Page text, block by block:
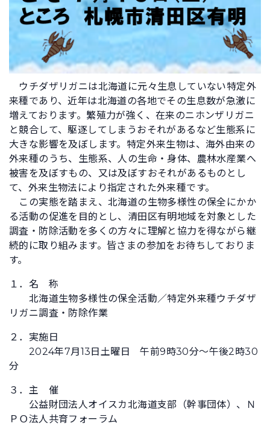
ウチダザリガニは北海道に元々生息していない特定外
来種であり、近年は北海道の各地でその生息数が急激に
増えております。繁殖力が強く、在来のニホンザリガニ
と競合して、駆逐してしまうおそれがあるなど生態系に
大きな影響を及ぼします。特定外来生物は、海外由来の
外来種のうち、生態系、人の生命・身体、農林水産業へ
被害を及ぼすもの、又は及ぼすおそれがあるものとし
て、外来生物法により指定された外来種です。
この実態を踏まえ、北海道の生物多様性の保全にかか
る活動の促進を目的とし、清田区有明地域を対象とした
調査・防除活動を多くの方々に理解と協力を得ながら継
続的に取り組みます。皆さまの参加をお待ちしておりま
す。
１．名 称
北海道生物多様性の保全活動／特定外来種ウチダザ
リガニ調査・防除作業
２．実施日
2024年7月13日土曜日 午前9時30分～午後2時30
分
３．主 催
公益財団法人オイスカ北海道支部（幹事団体）、Ｎ
ＰＯ法人共育フォーラム